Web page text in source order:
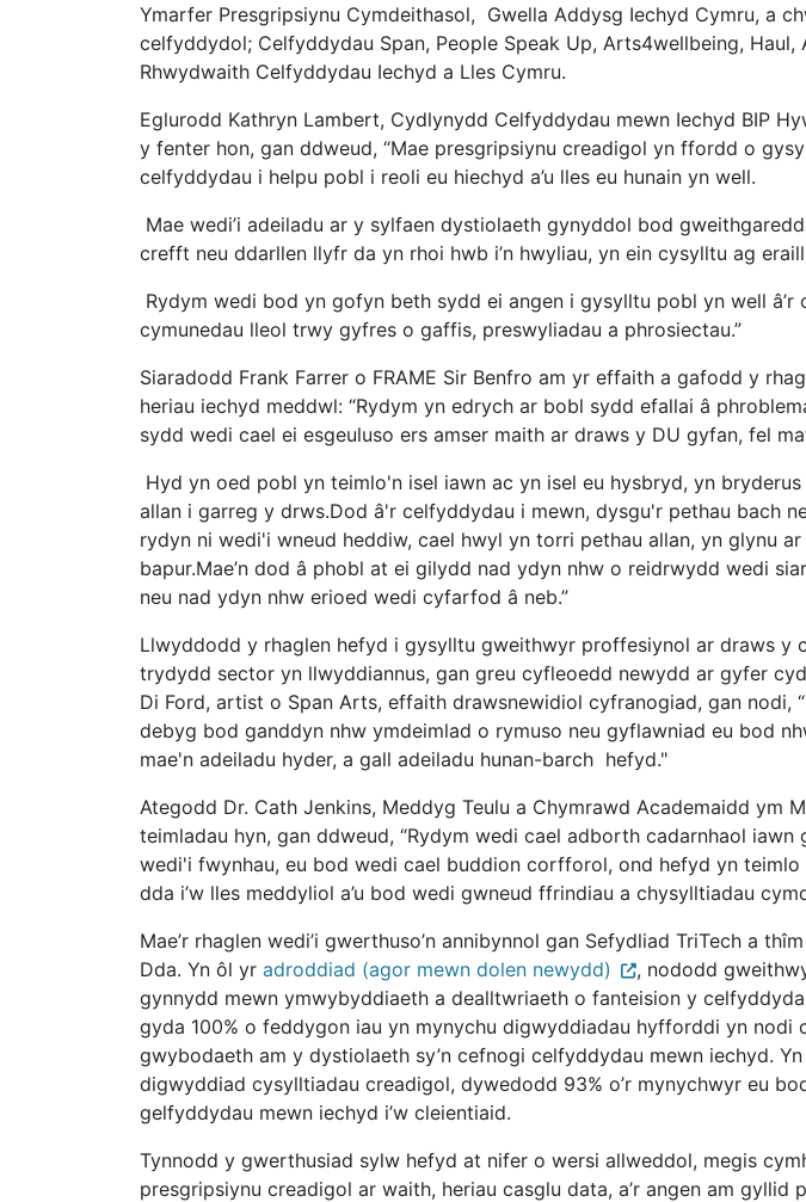
Ymarfer Presgripsiynu Cymdeithasol, Gwella Addysg Iechyd Cymru, a
celfyddydol; Celfyddydau Span, People Speak Up, Arts4wellbeing, Haul,
Rhwydwaith Celfyddydau Iechyd a Lles Cymru.
Eglurodd Kathryn Lambert, Cydlynydd Celfyddydau mewn Iechyd BIP
y fenter hon, gan ddweud, “Mae presgripsiynu creadigol yn ffordd o
celfyddydau i helpu pobl i reoli eu hiechyd a’u lles eu hunain yn well.
Mae wedi’i adeiladu ar y sylfaen dystiolaeth gynyddol bod
crefft neu ddarllen llyfr da yn rhoi hwb i’n hwyliau, yn ein cysylltu ag
Rydym wedi bod yn gofyn beth sydd ei angen i gysylltu pobl yn well â’r
cymunedau lleol trwy gyfres o gaffis, preswyliadau a phrosiectau.”
Siaradodd Frank Farrer o FRAME Sir Benfro am yr effaith a gafodd y
heriau iechyd meddwl: “Rydym yn edrych ar bobl sydd efallai â
sydd wedi cael ei esgeuluso ers amser maith ar draws y DU gyfan, fel
Hyd yn oed pobl yn teimlo'n isel iawn ac yn isel eu hysbryd, yn
allan i garreg y drws.Dod â'r celfyddydau i mewn, dysgu'r pethau bach
rydyn ni wedi'i wneud heddiw, cael hwyl yn torri pethau allan, yn glynu ar
bapur.Mae’n dod â phobl at ei gilydd nad ydyn nhw o reidrwydd wedi
neu nad ydyn nhw erioed wedi cyfarfod â neb.”
Llwyddodd y rhaglen hefyd i gysylltu gweithwyr proffesiynol ar draws y
trydydd sector yn llwyddiannus, gan greu cyfleoedd newydd ar gyfer
Di Ford, artist o Span Arts, effaith drawsnewidiol cyfranogiad, gan nodi,
debyg bod ganddyn nhw ymdeimlad o rymuso neu gyflawniad eu bod
mae'n adeiladu hyder, a gall adeiladu hunan-barch hefyd."
Ategodd Dr. Cath Jenkins, Meddyg Teulu a Chymrawd Academaidd ym
teimladau hyn, gan ddweud, “Rydym wedi cael adborth cadarnhaol iawn
wedi'i fwynhau, eu bod wedi cael buddion corfforol, ond hefyd yn
dda i’w lles meddyliol a’u bod wedi gwneud ffrindiau a chysylltiadau
Mae’r rhaglen wedi’i gwerthuso’n annibynnol gan Sefydliad TriTech a
Dda. Yn ôl yr adroddiad (agor mewn dolen newydd)
, nododd
gynnydd mewn ymwybyddiaeth a dealltwriaeth o fanteision y
gyda 100% o feddygon iau yn mynychu digwyddiadau hyfforddi yn nodi
gwybodaeth am y dystiolaeth sy’n cefnogi celfyddydau mewn iechyd.
digwyddiad cysylltiadau creadigol, dywedodd 93% o’r mynychwyr eu
gelfyddydau mewn iechyd i’w cleientiaid.
Tynnodd y gwerthusiad sylw hefyd at nifer o wersi allweddol, megis
presgripsiynu creadigol ar waith, heriau casglu data, a’r angen am gyllid